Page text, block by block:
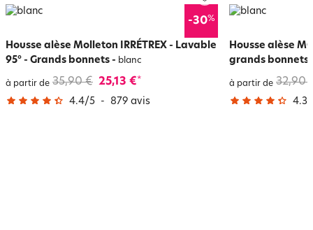
-30%
Housse alèse Molleton IRRÉTREX - Lavable
95° - Grands bonnets - blanc
à partir de 35,90 € 25,13 €*
4.4/5 - 879 avis
Housse alèse
grands bonnets
à partir de 32,90
4.3